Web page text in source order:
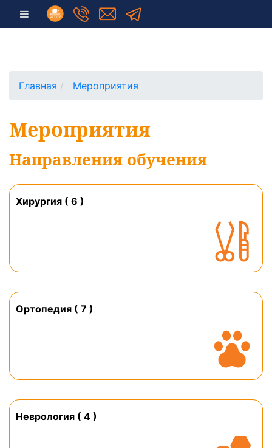
Главная Мероприятия
Мероприятия
Направления обучения
Хирургия ( 6 )
Ортопедия ( 7 )
Неврология ( 4 )